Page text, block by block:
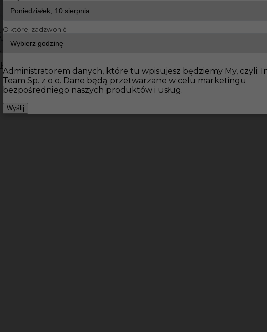
Prace budowlane Praca w Niemczech dla brukarza z niemieckim
O której zadzwonić:
Administratorem danych, które tu wpisujesz będziemy My, czyli:
Team Sp. z o.o. Dane będą przetwarzane w celu marketingu
bezpośredniego naszych produktów i usług.
Wyślij